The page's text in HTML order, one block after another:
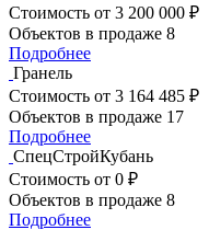
Стоимость от 3 200 000 ₽
Объектов в продаже 8
Подробнее
Гранель
Стоимость от 3 164 485 ₽
Объектов в продаже 17
Подробнее
СпецСтройКубань
Стоимость от 0 ₽
Объектов в продаже 8
Подробнее